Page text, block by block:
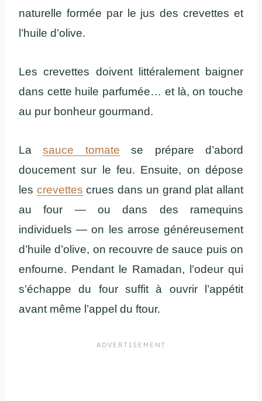
naturelle formée par le jus des crevettes et
l’huile d’olive.
Les crevettes doivent littéralement baigner
dans cette huile parfumée… et là, on touche
au pur bonheur gourmand.
Lasauce tomate se prépare d’abord
doucement sur le feu. Ensuite, on dépose
les crevettes crues dans un grand plat allant
au four — ou dans des ramequins
individuels — on les arrose généreusement
d’huile d’olive, on recouvre de sauce puis on
enfourne. Pendant le Ramadan, l’odeur qui
s’échappe du four suffit à ouvrir l’appétit
avant même l’appel du ftour.